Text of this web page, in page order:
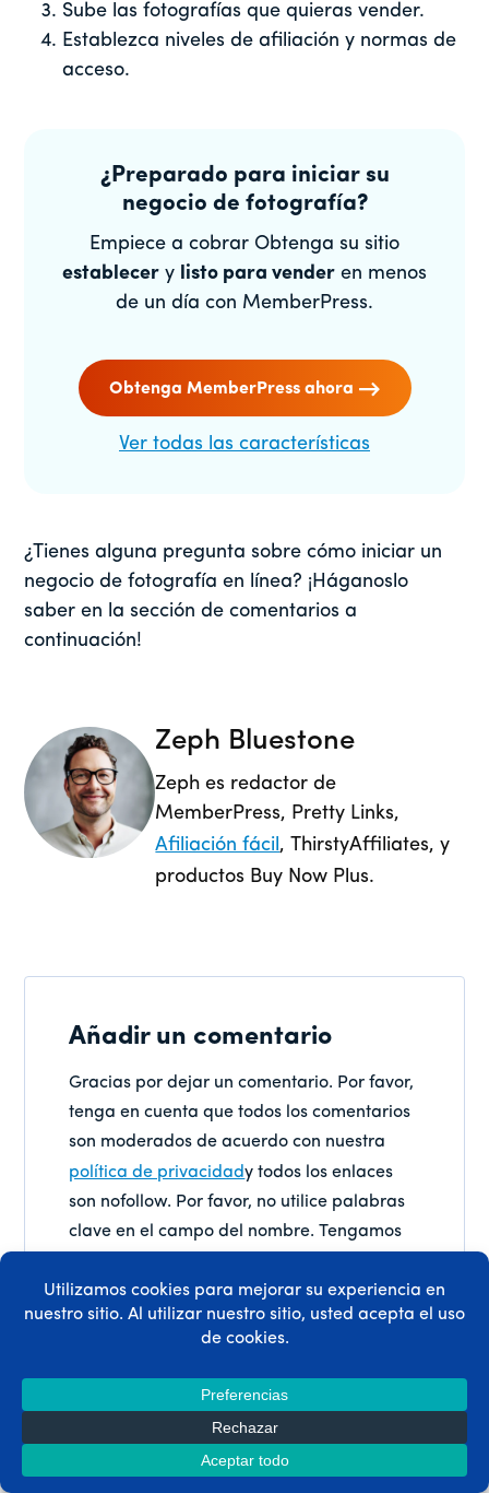
Sube las fotografías que quieras vender.
Establezca niveles de afiliación y normas de
acceso.
¿Preparado para iniciar su
negocio de fotografía?
Empiece a cobrar Obtenga su sitio
establecer y listo para vender en menos
de un día con MemberPress.
Obtenga MemberPress ahora
Ver todas las características
¿Tienes alguna pregunta sobre cómo iniciar un
negocio de fotografía en línea? ¡Háganoslo
saber en la sección de comentarios a
continuación!
Zeph Bluestone
Zeph es redactor de
MemberPress, Pretty Links,
Afiliación fácil, ThirstyAffiliates, y
productos Buy Now Plus.
Añadir un comentario
Gracias por dejar un comentario. Por favor,
tenga en cuenta que todos los comentarios
son moderados de acuerdo con nuestra
política de privacidady todos los enlaces
son nofollow. Por favor, no utilice palabras
clave en el campo del nombre. Tengamos
Nombre